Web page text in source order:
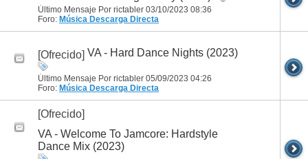
Último Mensaje Por rictabler 03/10/2023 08:36
Foro: Música Descarga Directa
[Ofrecido] VA - Hard Dance Nights (2023)
Último Mensaje Por rictabler 05/09/2023 04:26
Foro: Música Descarga Directa
[Ofrecido]
VA - Welcome To Jamcore: Hardstyle
Dance Mix (2023)